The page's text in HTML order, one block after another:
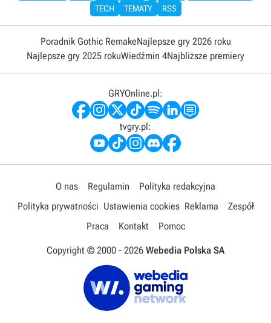
TECH
TEMATY RSS
Poradnik Gothic RemakeNajlepsze gry 2026 roku
Najlepsze gry 2025 rokuWiedźmin 4Najbliższe premiery
GRYOnline.pl:
tvgry.pl:
O nas Regulamin
Polityka redakcyjna
Polityka prywatności Ustawienia cookies Reklama
Zespół
Praca
Kontakt Pomoc
Copyright © 2000 - 2026 Webedia Polska SA